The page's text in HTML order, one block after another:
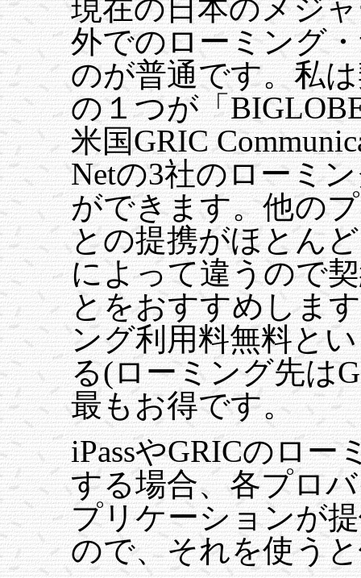
現在の日本のメジ
外でのローミング
のが普通です。私
の１つが「
米国GRIC
Netの3社のローミ
ができます。他の
との提携がほとん
によって違うので
とをおすすめしま
ング利用料無料と
る(ローミング先は
最もお得です。
iPassやGRICのロ
する場合、各プロ
プリケーションが
ので、それを使う